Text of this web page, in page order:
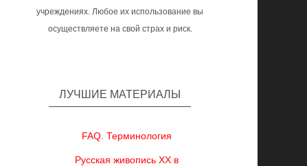
учреждениях. Любое их использование вы
осуществляете на свой страх и риск.
ЛУЧШИЕ МАТЕРИАЛЫ
FAQ. Терминология
Русская живопись XX в